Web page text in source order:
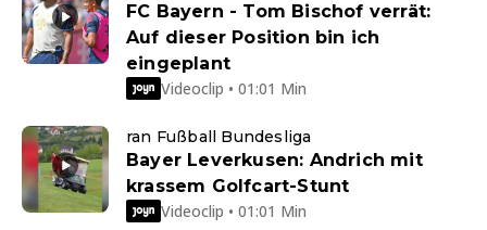
FC Bayern - Tom Bischof verrät:
Auf dieser Position bin ich
eingeplant
Videoclip • 01:01 Min
ran Fußball Bundesliga
Bayer Leverkusen: Andrich mit
krassem Golfcart-Stunt
Videoclip • 01:01 Min